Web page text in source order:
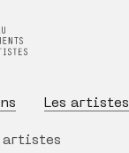
Les artistes
artistes